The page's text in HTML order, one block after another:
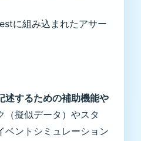
に組み込まれたアサー
述するための補助機能や
（擬似データ）やスタ
ベントシミュレーション